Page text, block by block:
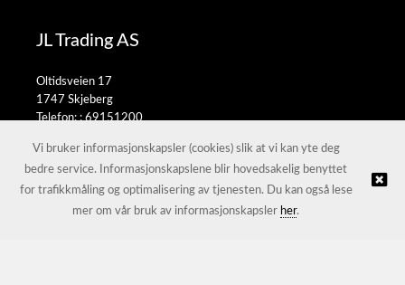
JL Trading AS
Oltidsveien 17
1747 Skjeberg
Telefon: :69151200
© JL Trading AS |Nettbutikk levert av Kréatif
Vi bruker informasjonskapsler (cookies) slik at vi kan yte deg
bedre service. Informasjonskapslene blir hovedsakelig benyttet
for trafikkmåling og optimalisering av tjenesten. Du kan også lese
mer om vår bruk av informasjonskapsler her.